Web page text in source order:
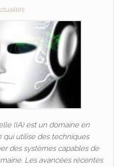
(IA) est un domaine en
utilise des techniques
des systèmes capables de
Les avancées récentes